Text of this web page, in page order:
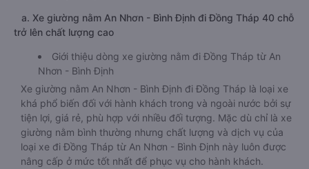
a. Xe giường nằm An Nhơn - Bình Định đi Đồng Tháp 40 chỗ
trở lên chất lượng cao
Giới thiệu dòng xe giường nằm đi Đồng Tháp từ An
Nhơn - Bình Định
Xe giường nằm An Nhơn - Bình Định đi Đồng Tháp là loại xe
khá phổ biến đối với hành khách trong và ngoài nước bởi sự
tiện lợi, giá rẻ, phù hợp với nhiều đối tượng. Mặc dù chỉ là xe
giường nằm bình thường nhưng chất lượng và dịch vụ của
loại xe đi Đồng Tháp từ An Nhơn - Bình Định này luôn được
nâng cấp ở mức tốt nhất để phục vụ cho hành khách.